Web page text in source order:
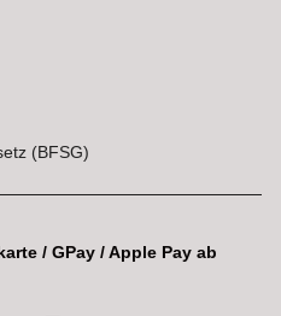
(BFSG)
/ GPay / Apple Pay ab